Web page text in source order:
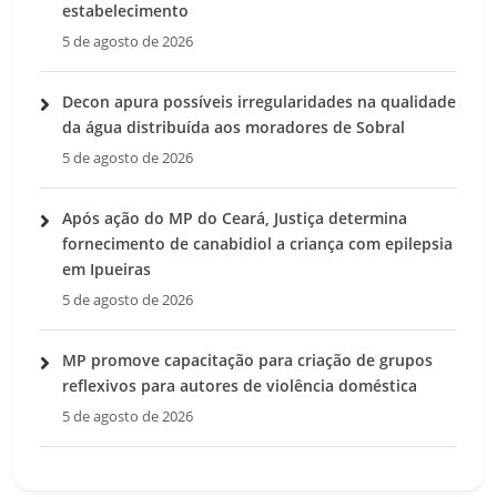
estabelecimento
5 de agosto de 2026
Decon apura possíveis irregularidades na qualidade
da água distribuída aos moradores de Sobral
5 de agosto de 2026
Após ação do MP do Ceará, Justiça determina
fornecimento de canabidiol a criança com epilepsia
em Ipueiras
5 de agosto de 2026
MP promove capacitação para criação de grupos
reflexivos para autores de violência doméstica
5 de agosto de 2026